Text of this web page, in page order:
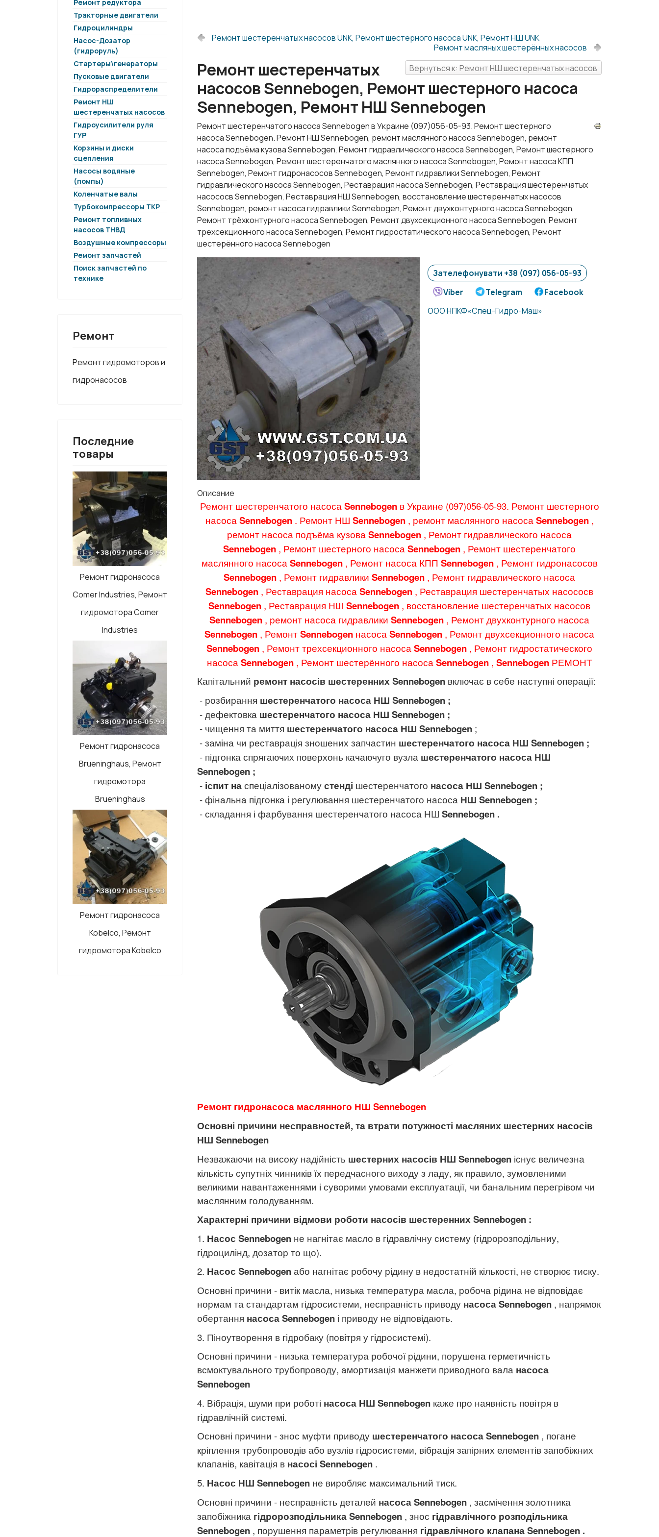
Ремонт редуктора
Тракторные двигатели
Гидроцилиндры
Насос-Дозатор
(гидроруль)
Стартеры\генераторы
Пусковые двигатели
Гидрораспределители
Ремонт НШ
шестеренчатых насосов
Гидроусилители руля
ГУР
Корзины и диски
сцепления
Насосы водяные
(помпы)
Коленчатые валы
Турбокомпрессоры ТКР
Ремонт топливных
насосов ТНВД
Воздушные компрессоры
Ремонт запчастей
Поиск запчастей по
технике
Ремонт
Ремонт гидромоторов и
гидронасосов
Последние
товары
Ремонт гидронасоса
Comer Industries, Ремонт
гидромотора Comer
Industries
Ремонт гидронасоса
Brueninghaus, Ремонт
гидромотора
Brueninghaus
Ремонт гидронасоса
Kobelco, Ремонт
гидромотора Kobelco
Ремонт шестеренчатых насосов UNK, Ремонт шестерного насоса UNK, Ремонт НШ UNK
Ремонт масляных шестерённых насосов
Вернуться к: Ремонт НШ шестеренчатых насосов
Ремонт шестеренчатых
насосов Sennebogen, Ремонт шестерного насоса
Sennebogen, Ремонт НШ Sennebogen
Ремонт шестеренчатого насоса Sennebogen в Украине (097)056-05-93. Ремонт шестерного
насоса Sennebogen. Ремонт НШ Sennebogen, ремонт маслянного насоса Sennebogen, ремонт
насоса подъёма кузова Sennebogen, Ремонт гидравлического насоса Sennebogen, Ремонт шестерного
насоса Sennebogen, Ремонт шестеренчатого маслянного насоса Sennebogen, Ремонт насоса КПП
Sennebogen, Ремонт гидронасосов Sennebogen, Ремонт гидравлики Sennebogen, Ремонт
гидравлического насоса Sennebogen, Реставрация насоса Sennebogen, Реставрация шестеренчатых
насососв Sennebogen, Реставрация НШ Sennebogen, восстановление шестеренчатых насосов
Sennebogen, ремонт насоса гидравлики Sennebogen, Ремонт двухконтурного насоса Sennebogen,
Ремонт трёхконтурного насоса Sennebogen, Ремонт двухсекционного насоса Sennebogen, Ремонт
трехсекционного насоса Sennebogen, Ремонт гидростатического насоса Sennebogen, Ремонт
шестерённого насоса Sennebogen
Зателефонувати +38 (097) 056-05-93
Viber
Telegram
Facebook
ООО НПКФ«Спец-Гидро-Маш»
Описание
Ремонт шестеренчатого насосаSennebogen в Украине (097)056-05-93. Ремонт шестерного
насосаSennebogen . Ремонт НШ Sennebogen , ремонт маслянного насосаSennebogen ,
ремонт насоса подъёма кузова Sennebogen , Ремонт гидравлического насоса
Sennebogen , Ремонт шестерного насоса Sennebogen , Ремонт шестеренчатого
маслянного насосаSennebogen , Ремонт насоса КПП Sennebogen , Ремонт гидронасосов
Sennebogen , Ремонт гидравлики Sennebogen , Ремонт гидравлического насоса
Sennebogen , Реставрация насоса Sennebogen , Реставрация шестеренчатых насососв
Sennebogen , Реставрация НШ Sennebogen , восстановление шестеренчатых насосов
Sennebogen , ремонт насоса гидравлики Sennebogen , Ремонт двухконтурного насоса
Sennebogen , РемонтSennebogen насоса Sennebogen , Ремонт двухсекционного насоса
Sennebogen , Ремонт трехсекционного насоса Sennebogen , Ремонт гидростатического
насосаSennebogen , Ремонт шестерённого насосаSennebogen , Sennebogen РЕМОНТ
Капітальний ремонт насосів шестеренних Sennebogen включає в себе наступні операції:
- розбирання шестеренчатого насоса НШ Sennebogen ;
- дефектовка шестеренчатого насоса НШ Sennebogen ;
- чищення та миття шестеренчатого насоса НШ Sennebogen ;
- заміна чи реставрація зношених запчастин шестеренчатого насоса НШ Sennebogen ;
- підгонка спрягаючих поверхонь качаючуго вузла шестеренчатого насоса НШ
Sennebogen ;
- іспит наспеціалізованомустенді шестеренчатого насоса НШ Sennebogen ;
- фінальна підгонка і регулювання шестеренчатого насоса НШ Sennebogen ;
- складання і фарбування шестеренчатого насоса НШ Sennebogen .
Ремонт гидронасоса маслянного НШ Sennebogen
Основні причини несправностей, та втрати потужності масляних шестерних насосів
НШ Sennebogen
Незважаючи на високу надійність шестерних насосів НШ Sennebogen існує величезна
кількість супутніх чинників їх передчасного виходу з ладу, як правило, зумовленими
великими навантаженнями і суворими умовами експлуатації, чи банальним перегрівом чи
маслянним голодуванням.
Характерні причини відмови роботи насосів шестереннихSennebogen :
1. Насос Sennebogen не нагнітає масло в гідравлічну систему (гідророзподільниу,
гідроцилінд, дозатор то що).
2. Насос Sennebogenабо нагнітає робочу рідину в недостатній кількості, не створює тиску.
Основні причини - витік масла, низька температура масла, робоча рідина не відповідає
нормам та стандартам гідросистеми, несправність приводу насосаSennebogen , напрямок
обертання насосаSennebogen і приводу не відповідають.
3. Піноутворення в гідробаку (повітря у гідросистемі).
Основні причини - низька температура робочої рідини, порушена герметичність
всмоктувального трубопроводу, амортизація манжети приводного вала насоса
Sennebogen
4. Вібрація, шуми при роботі насоса НШ Sennebogen каже про наявність повітря в
гідравлічній системі.
Основні причини - знос муфти приводу шестеренчатого насосаSennebogen , погане
кріплення трубопроводів або вузлів гідросистеми, вібрація запірних елементів запобіжних
клапанів, кавітація в насосі Sennebogen .
5. Насос НШ Sennebogen не виробляє максимальний тиск.
Основні причини - несправність деталей насосаSennebogen , засмічення золотника
запобіжника гідророзподільникаSennebogen , знос гідравлічного розподільника
Sennebogen , порушення параметрів регулювання гідравлічного клапанаSennebogen .